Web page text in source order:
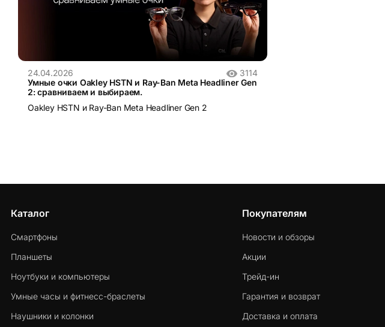
24.04.2026
3114
Умные очки Oakley HSTN и Ray-Ban Meta Headliner Gen
2: сравниваем и выбираем.
Oakley HSTN и Ray-Ban Meta Headliner Gen 2
Каталог
Смартфоны
Планшеты
Ноутбуки и компьютеры
Умные часы и фитнесс-браслеты
Наушники и колонки
Покупателям
Новости и обзоры
Акции
Трейд-ин
Гарантия и возврат
Доставка и оплата